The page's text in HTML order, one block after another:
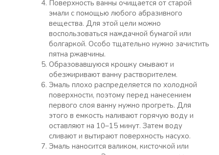
Поверхность ванны очищается от старой
эмали с помощью любого абразивного
вещества. Для этой цели можно
воспользоваться наждачной бумагой или
болгаркой. Особо тщательно нужно зачистить
пятна ржавчины.
Образовавшуюся крошку смывают и
обезжиривают ванну растворителем.
Эмаль плохо распределяется по холодной
поверхности, поэтому перед нанесением
первого слоя ванну нужно прогреть. Для
этого в емкость наливают горячую воду и
оставляют на 10–15 минут. Затем воду
сливают и вытирают поверхность насухо.
Эмаль наносится валиком, кисточкой или